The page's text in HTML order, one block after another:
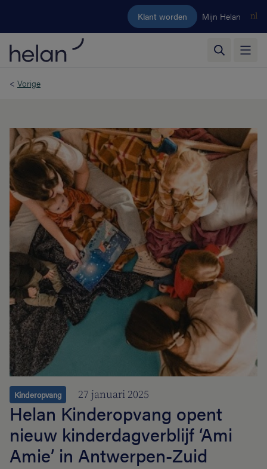
Ga naar de hoofdinhoud
Klant worden Mijn Helan nl
< Vorige
Kinderopvang 27 januari 2025
Helan Kinderopvang opent
nieuw kinderdagverblijf ‘Ami
Amie’ in Antwerpen-Zuid